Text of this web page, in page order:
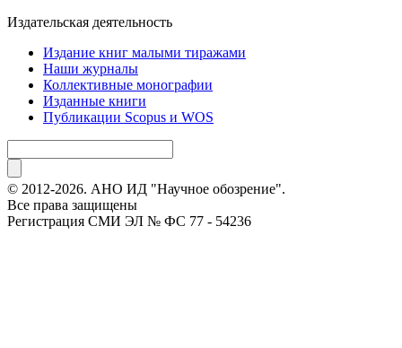
Издательская деятельность
Издание книг малыми тиражами
Наши журналы
Коллективные монографии
Изданные книги
Публикации Scopus и WOS
© 2012-2026. АНО ИД "Научное обозрение".
Все права защищены
Регистрация СМИ ЭЛ № ФС 77 - 54236